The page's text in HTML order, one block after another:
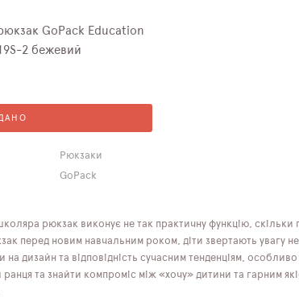
GoPack Education
2 бежевий
Рюкзаки
GoPack
рюкзак виконує не так практичну функцію, скільки
перед новим навчальним роком, діти звертають увагу не
на дизайн та відповідність сучасним тенденціям,
ранця та знайти компроміс між «хочу» дитини та гарним